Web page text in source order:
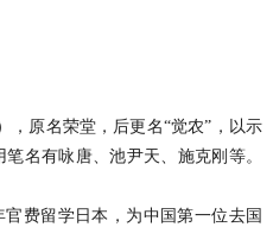
，原名荣堂，后更名“觉农”，以示
名有咏唐、池尹天、施克刚等。
费留学日本，为中国第一位去国